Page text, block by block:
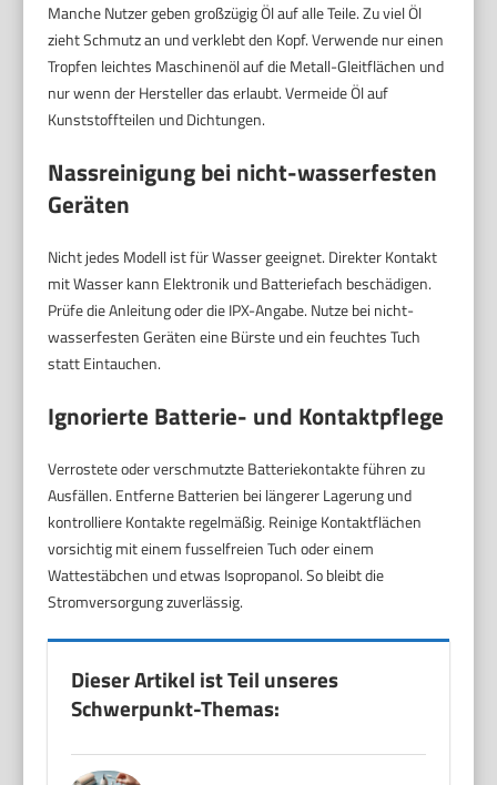
Manche Nutzer geben großzügig Öl auf alle Teile. Zu viel Öl
zieht Schmutz an und verklebt den Kopf. Verwende nur einen
Tropfen leichtes Maschinenöl auf die Metall-Gleitflächen und
nur wenn der Hersteller das erlaubt. Vermeide Öl auf
Kunststoffteilen und Dichtungen.
Nassreinigung bei nicht-wasserfesten
Geräten
Nicht jedes Modell ist für Wasser geeignet. Direkter Kontakt
mit Wasser kann Elektronik und Batteriefach beschädigen.
Prüfe die Anleitung oder die IPX-Angabe. Nutze bei nicht-
wasserfesten Geräten eine Bürste und ein feuchtes Tuch
statt Eintauchen.
Ignorierte Batterie- und Kontaktpflege
Verrostete oder verschmutzte Batteriekontakte führen zu
Ausfällen. Entferne Batterien bei längerer Lagerung und
kontrolliere Kontakte regelmäßig. Reinige Kontaktflächen
vorsichtig mit einem fusselfreien Tuch oder einem
Wattestäbchen und etwas Isopropanol. So bleibt die
Stromversorgung zuverlässig.
Dieser Artikel ist Teil unseres
Schwerpunkt-Themas: